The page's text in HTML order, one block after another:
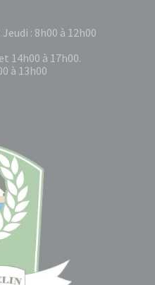
: 8h00 à 12h00
14h00 à 17h00.
à 13h00